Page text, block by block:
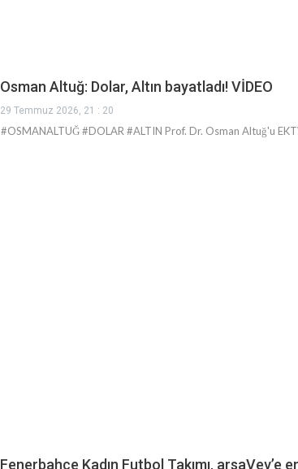
Osman Altuğ: Dolar, Altın bayatladı! VİDEO
29 Temmuz 2026, 21 : 20
#OSMANALTUĞ #DOLAR #ALTIN Prof. Dr. Osman Altuğ'u
Fenerbahçe Kadın Futbol Takımı, arsaVev’e